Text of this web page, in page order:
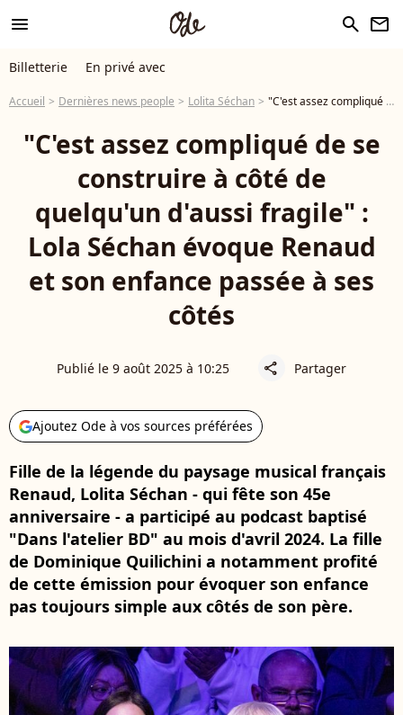
menu search newsletter
Billetterie En privé avec
Accueil Dernières news people Lolita Séchan "C'est assez compliqué de se construire à côté de quelqu'un d'aussi fragile" : Lola Séchan évoque Renaud et son enfance passée à ses côtés
"C'est assez compliqué de se
construire à côté de
quelqu'un d'aussi fragile" :
Lola Séchan évoque Renaud
et son enfance passée à ses
côtés
Publié le 9 août 2025 à 10:25 share Partager
Ajoutez Ode à vos sources préférées
Fille de la légende du paysage musical français
Renaud, Lolita Séchan - qui fête son 45e
anniversaire - a participé au podcast baptisé
"Dans l'atelier BD" au mois d'avril 2024. La fille
de Dominique Quilichini a notamment profité
de cette émission pour évoquer son enfance
pas toujours simple aux côtés de son père.